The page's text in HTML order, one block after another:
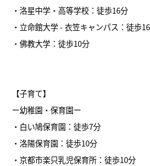
・洛星中学・高等学校：徒歩16分
・立命館大学 - 衣笠キャンパス：徒歩
・佛教大学：徒歩10分
【子育て】
ー幼稚園・保育園ー
・白い鳩保育園：徒歩7分
・洛陽保育園：徒歩10分
・京都市楽只乳児保育所：徒歩10分